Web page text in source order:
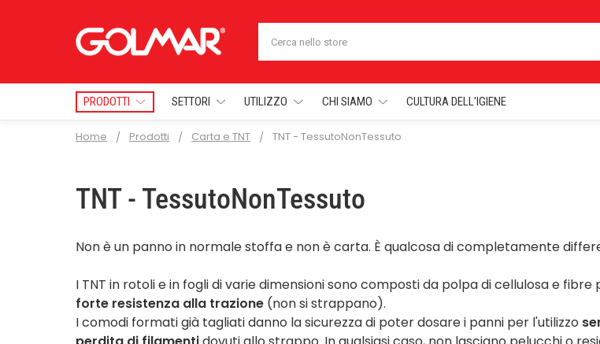
PRODOTTI SETTORI UTILIZZO CHI SIAMO CULTURA DELL'IGIENE
Home Prodotti Carta e TNT TNT - TessutoNonTessuto
TNT - TessutoNonTessuto
Non è un panno in normale stoffa e non è carta. È qualcosa di completamente
I TNT in rotoli e in fogli di varie dimensioni sono composti da polpa di cellulosa e
forte resistenza alla trazione (non si strappano).
I comodi formati già tagliati danno la sicurezza di poter dosare i panni per l'utilizzo